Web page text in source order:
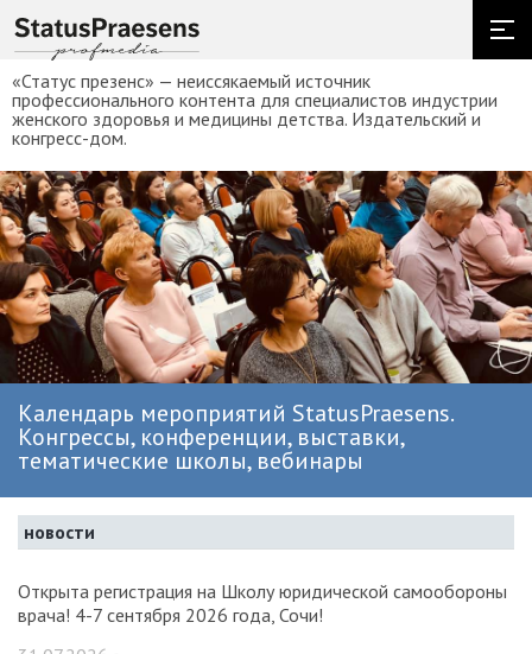
«Статус презенс» — неиссякаемый источник
профессионального контента для специалистов индустрии
женского здоровья и медицины детства. Издательский и
конгресс-дом.
Календарь мероприятий StatusPraesens.
Конгрессы, конференции, выставки,
тематические школы, вебинары
новости
Открыта регистрация на Школу юридической самообороны
врача! 4-7 сентября 2026 года, Сочи!